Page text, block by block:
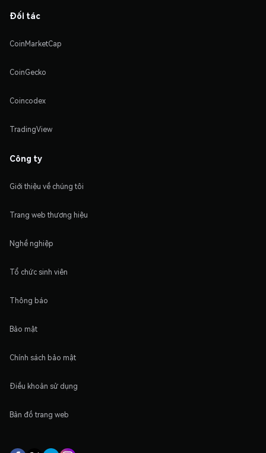
Đối tác
CoinMarketCap
CoinGecko
Coincodex
TradingView
Công ty
Giới thiệu về chúng tôi
Trang web thương hiệu
Nghề nghiệp
Tổ chức sinh viên
Thông báo
Bảo mật
Chính sách bảo mật
Điều khoản sử dụng
Bản đồ trang web